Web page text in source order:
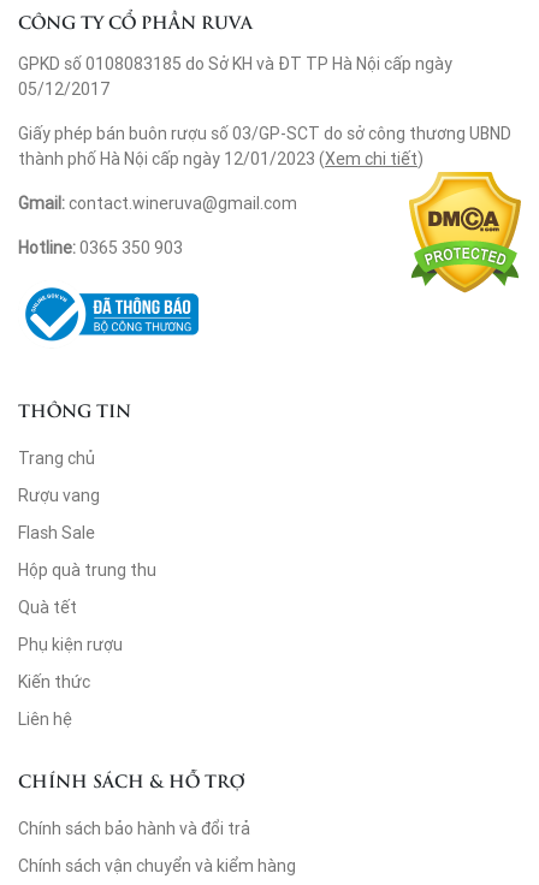
CÔNG TY CỔ PHẦN RUVA
GPKD số 0108083185 do Sở KH và ĐT TP Hà Nội cấp ngày
05/12/2017
Giấy phép bán buôn rượu số 03/GP-SCT do sở công thương UBND
thành phố Hà Nội cấp ngày 12/01/2023 (Xem chi tiết)
Gmail:contact.wineruva@gmail.com
Hotline:0365 350 903
THÔNG TIN
Trang chủ
Rượu vang
Flash Sale
Hộp quà trung thu
Quà tết
Phụ kiện rượu
Kiến thức
Liên hệ
CHÍNH SÁCH & HỖ TRỢ
Chính sách bảo hành và đổi trả
Chính sách vận chuyển và kiểm hàng